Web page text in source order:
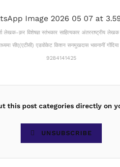
लेखक-क़र विशेषज्ञ स्तंभकार साहित्यकार अंतरराष्ट्रीय
सीए(एटीसी) एडवोकेट किशन सनमुखदास भावनानीं गोंदिया
9284141425
this post categories directly on
UNSUBSCRIBE